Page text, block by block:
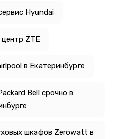
Hyundai
ZTE
в Екатеринбурге
Bell срочно в
шкафов Zerowatt в